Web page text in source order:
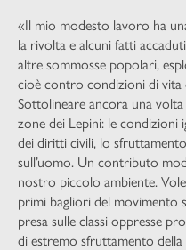
«Il mio modesto lavoro ha
la rivolta e alcuni fatti
altre sommosse popolari,
cioè contro condizioni di
Sottolineare ancora una
zone dei Lepini: le condizioni
dei diritti civili, lo
sull’uomo. Un contributo
nostro piccolo ambiente.
primi bagliori del movimento
presa sulle classi oppresse
di estremo sfruttamento della